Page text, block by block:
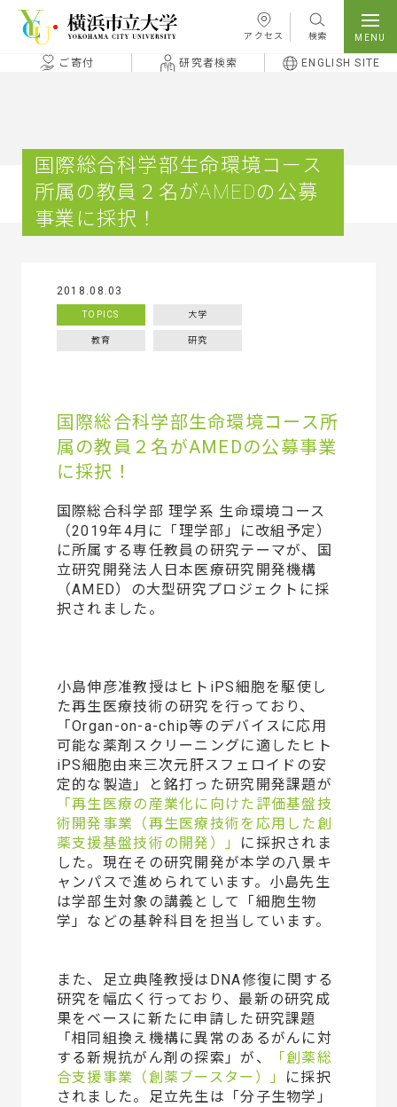
本文へ移動
アクセス 検索
ご寄付 研究者検索 ENGLISH SITE
国際総合科学部生命環境コース
所属の教員２名がAMEDの公募
事業に採択！
2018.08.03
TOPICS 大学
教育 研究
国際総合科学部生命環境コース所
属の教員２名がAMEDの公募事業
に採択！
国際総合科学部 理学系 生命環境コース
（2019年4月に「理学部」に改組予定）
に所属する専任教員の研究テーマが、国
立研究開発法人日本医療研究開発機構
（AMED）の大型研究プロジェクトに採
択されました。
小島伸彦准教授はヒトiPS細胞を駆使し
た再生医療技術の研究を行っており、
「Organ-on-a-chip等のデバイスに応用
可能な薬剤スクリーニングに適したヒト
iPS細胞由来三次元肝スフェロイドの安
定的な製造」と銘打った研究開発課題が
「再生医療の産業化に向けた評価基盤技
術開発事業（再生医療技術を応用した創
薬支援基盤技術の開発）」 に採択されま
した。現在その研究開発が本学の八景キ
ャンパスで進められています。小島先生
は学部生対象の講義として「細胞生物
学」などの基幹科目を担当しています。
また、足立典隆教授はDNA修復に関する
研究を幅広く行っており、最新の研究成
果をベースに新たに申請した研究課題
「相同組換え機構に異常のあるがんに対
する新規抗がん剤の探索」が、
「創薬総
合支援事業（創薬ブースター）」 に採択
されました。足立先生は「分子生物学」